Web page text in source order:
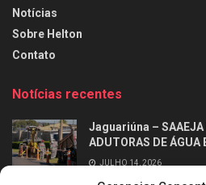
Notícias
Sobre Helton
Contato
Notícias recentes
Jaguariúna – SAAEJA
ADUTORAS DE ÁGUA
JULHO 14, 2026